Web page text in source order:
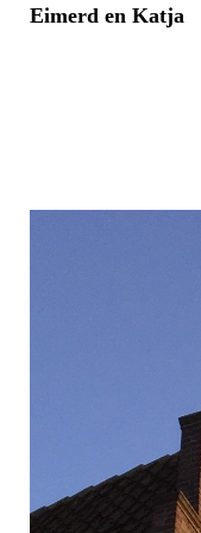
Eimerd en Katja